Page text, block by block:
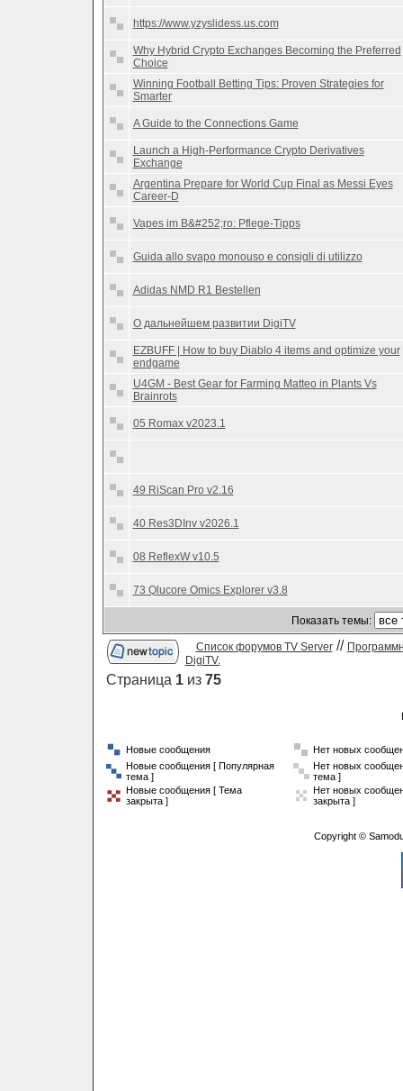
https://www.yzyslidess.us.com
Why Hybrid Crypto Exchanges Becoming the Preferred
Choice
Winning Football Betting Tips: Proven Strategies for
Smarter
A Guide to the Connections Game
Launch a High-Performance Crypto Derivatives
Exchange
Argentina Prepare for World Cup Final as Messi Eyes
Career-D
Vapes im B&#252;ro: Pflege-Tipps
Guida allo svapo monouso e consigli di utilizzo
Adidas NMD R1 Bestellen
О дальнейшем развитии DigiTV
EZBUFF | How to buy Diablo 4 items and optimize your
endgame
U4GM - Best Gear for Farming Matteo in Plants Vs
Brainrots
05 Romax v2023.1
49 RiScan Pro v2.16
40 Res3DInv v2026.1
08 ReflexW v10.5
73 Qlucore Omics Explorer v3.8
Показать темы:
Список форумов TV Server//
DigiTV.
Страница 1из 75
Новые сообщения
Нет новых
Новые сообщения [ Популярная
тема ]
Нет новых
тема ]
Новые сообщения [ Тема
закрыта ]
Нет новых
закрыта ]
Copyright ©